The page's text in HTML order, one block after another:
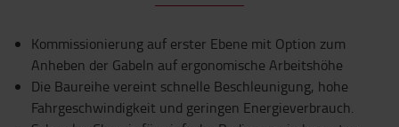
Kommissionierung auf erster Ebene mit Option zum
Anheben der Gabeln auf ergonomische Arbeitshöhe
Die Baureihe vereint schnelle Beschleunigung, hohe
Fahrgeschwindigkeit und geringen Energieverbrauch.